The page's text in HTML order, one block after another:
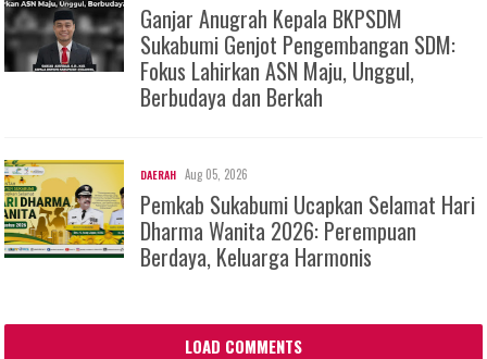
Ganjar Anugrah Kepala BKPSDM
Sukabumi Genjot Pengembangan SDM:
Fokus Lahirkan ASN Maju, Unggul,
Berbudaya dan Berkah
DAERAH Aug 05, 2026
Pemkab Sukabumi Ucapkan Selamat Hari
Dharma Wanita 2026: Perempuan
Berdaya, Keluarga Harmonis
LOAD COMMENTS